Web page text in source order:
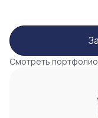
Смотреть портфолио